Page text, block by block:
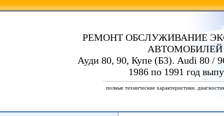
РЕМОНТ ОБСЛУЖИВАНИЕ
АВТОМОБИЛЕЙ
Ауди 80, 90, Купе (Б3). Audi 80 /
1986 по 1991 год
полные технические характеристики.